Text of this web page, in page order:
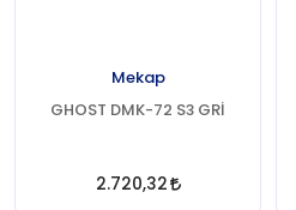
Mekap
GHOST DMK-72 S3 GRİ
2.720,32